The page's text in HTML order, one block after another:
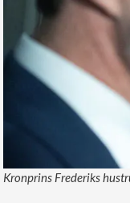
Kronprins Frederiks